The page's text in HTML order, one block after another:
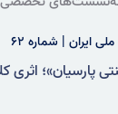
ایران | شماره ۶۲
پارسیان»؛